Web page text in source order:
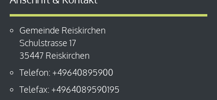
Gemeinde Reiskirchen
Schulstrasse 17
35447 Reiskirchen
Telefon: +49640895900
Telefax: +4964089590195